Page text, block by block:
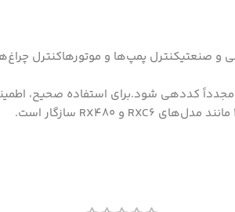
و صنعتیکنترل پمپ‌ها و موتورهاکنترل
کددهی شود.برای استفاده صحیح،